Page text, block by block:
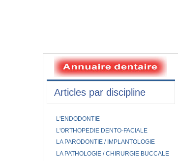
Articles par discipline
L'ENDODONTIE
L'ORTHOPEDIE DENTO-FACIALE
LA PARODONTIE / IMPLANTOLOGIE
LA PATHOLOGIE / CHIRURGIE BUCCALE